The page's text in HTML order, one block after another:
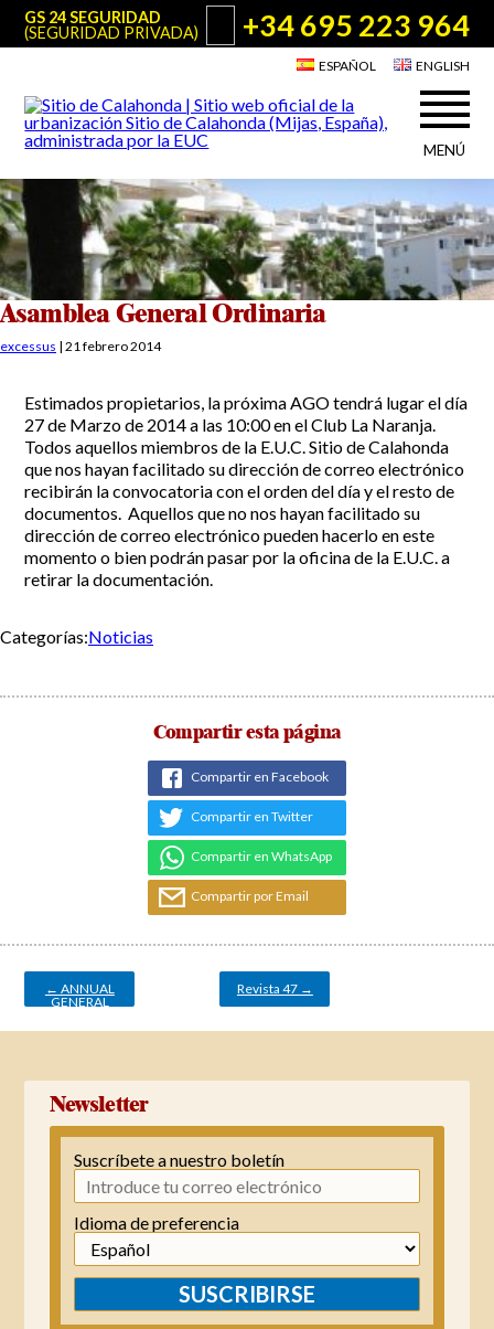
GS 24 SEGURIDAD
(SEGURIDAD PRIVADA)
+34 695 223 964
ESPAÑOL ENGLISH
MENÚ
Acerca de Sitio de Calahonda
Quiénes somos
Junta Directiva
Servicios de la EUC
Actas e Informes Anuales
Contactar
Actuaciones
Utilidades para Residentes y Visitantes
Transporte
El reciclado de nuestros residuos
Información sobre podas
Noticias
Teléfonos de interés
Incidencias
Incidencias
Contactar
Historia de Sitio de Calahonda
La Iglesia de San Miguel
La Ermita de Calahonda
Parque España
Parque Europa
Parque Calahonda
Senda litoral Mijas
Ruta a pie
Ruta de árboles singulares
Centros comerciales
Iglesia de San Miguel
La Ermita de Calahonda
Parques de Sitio de Calahonda
Vivero de Calahonda
©2026 E.U.C. Sitio de Calahonda, Calle Monte Paraíso, 6, 29649 Mijas Costa.
NIF: G29178803.Todos los derechos reservados. Diseño y desarrollo:Jesse Naylor
Asamblea General Ordinaria
excessus | 21 febrero 2014
Estimados propietarios, la próxima AGO tendrá lugar el día
27 de Marzo de 2014 a las 10:00 en el Club La Naranja.
Todos aquellos miembros de la E.U.C. Sitio de Calahonda
que nos hayan facilitado su dirección de correo electrónico
recibirán la convocatoria con el orden del día y el resto de
documentos. Aquellos que no nos hayan facilitado su
dirección de correo electrónico pueden hacerlo en este
momento o bien podrán pasar por la oficina de la E.U.C. a
retirar la documentación.
Categorías:Noticias
Compartir esta página
Compartir en Facebook
Compartir en Twitter
Compartir en WhatsApp
Compartir por Email
Navegación
entradas
← ANNUAL
GENERAL
Revista 47 →
Newsletter
Suscríbete a nuestro boletín
Idioma de preferencia
SUSCRIBIRSE